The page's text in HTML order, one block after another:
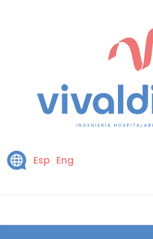
Esp Eng